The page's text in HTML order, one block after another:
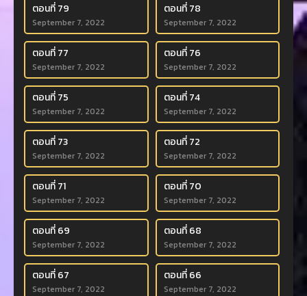
ตอนที่ 79
September 7, 2022
ตอนที่ 78
September 7, 2022
ตอนที่ 77
September 7, 2022
ตอนที่ 76
September 7, 2022
ตอนที่ 75
September 7, 2022
ตอนที่ 74
September 7, 2022
ตอนที่ 73
September 7, 2022
ตอนที่ 72
September 7, 2022
ตอนที่ 71
September 7, 2022
ตอนที่ 70
September 7, 2022
ตอนที่ 69
September 7, 2022
ตอนที่ 68
September 7, 2022
ตอนที่ 67
September 7, 2022
ตอนที่ 66
September 7, 2022